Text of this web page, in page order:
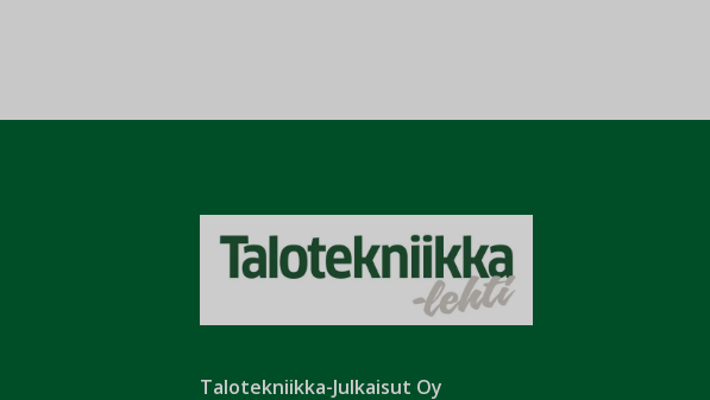
Talotekniikka-Julkaisut Oy